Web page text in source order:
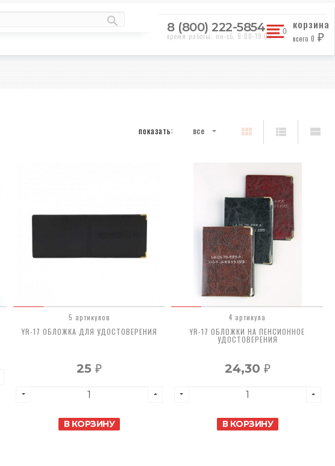
8 (800) 222-5854
время работы: пн-сб, 9:00-19:00
корзина
всего 0 ₽
показать: все
5 артикулов
YR-17 ОБЛОЖКА ДЛЯ УДОСТОВЕРЕНИЯ
25₽
В КОРЗИНУ
4 артикула
YR-17 ОБЛОЖКИ НА ПЕНСИОННОЕ
УДОСТОВЕРЕНИЯ
24,30 ₽
В КОРЗИНУ